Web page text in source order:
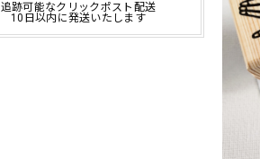
追跡可能なクリックポスト配送
10日以内に発送いたします